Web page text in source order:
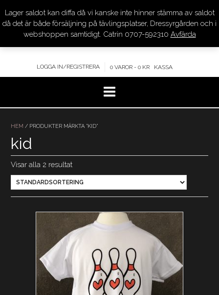
innehåll
DRESSYR.COM
KVALITET – KOMPETENS – SERVICE
LOGGA IN/REGISTRERA 0 VAROR - 0 KR KASSA
HEM / PRODUKTER MÄRKTA ”KID”
kid
Visar alla 2 resultat
Lager saldot kan diffa då vi kanske inte hinner stämma av saldot
då det är både försäljning på tävlingsplatser, Dressyrgården och i
webshoppen samtidigt. Catrin 0707-592310 Avfärda